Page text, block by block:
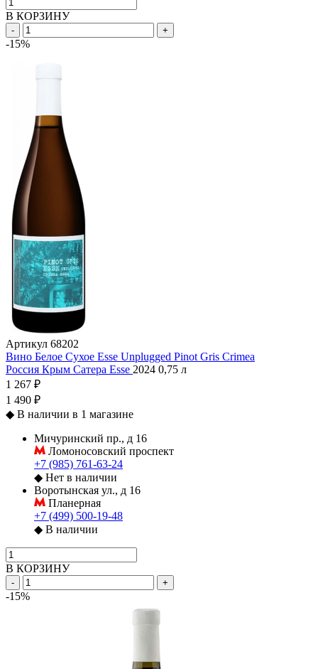
В КОРЗИНУ
- +
-15%
Артикул 68202
Вино Белое Сухое Esse Unplugged Pinot Gris Crimea
Россия Крым Сатера Esse 2024 0,75 л
1 267 ₽
1 490 ₽
◆ В наличии в 1 магазине
Мичуринский пр., д 16
Ломоносовский проспект
+7 (985) 761-63-24
◆ Нет в наличии
Воротынская ул., д 16
Планерная
+7 (499) 500-19-48
◆ В наличии
В КОРЗИНУ
- +
-15%